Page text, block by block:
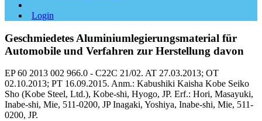
Login
Geschmiedetes Aluminiumlegierungsmaterial für
Automobile und Verfahren zur Herstellung davon
EP 60 2013 002 966.0 - C22C 21/02. AT 27.03.2013; OT
02.10.2013; PT 16.09.2015. Anm.: Kabushiki Kaisha Kobe Seiko
Sho (Kobe Steel, Ltd.), Kobe-shi, Hyogo, JP. Erf.: Hori, Masayuki,
Inabe-shi, Mie, 511-0200, JP Inagaki, Yoshiya, Inabe-shi, Mie, 511-
0200, JP.